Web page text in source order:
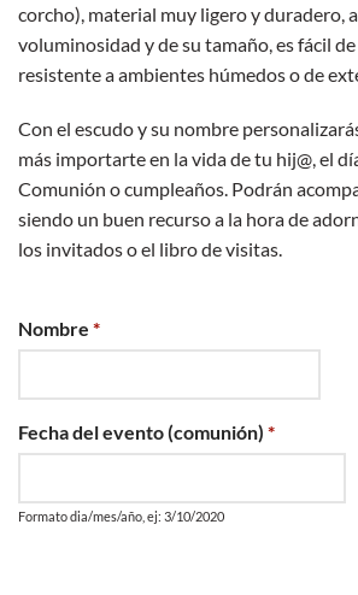
corcho), material muy ligero y duradero,
voluminosidad y de su tamaño, es fácil
resistente a ambientes húmedos o de
Con el escudo y su nombre
más importarte en la vida de tu hij@, el
Comunión o cumpleaños. Podrán
siendo un buen recurso a la hora de
los invitados o el libro de visitas.
Nombre *
Fecha del evento (comunión) *
Formato dia/mes/año, ej: 3/10/2020